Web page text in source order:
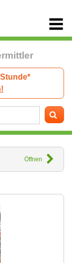
Öffnen